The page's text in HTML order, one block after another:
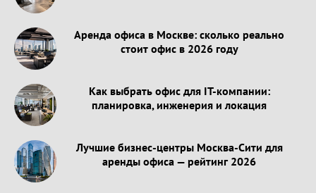
Аренда офиса в Москве: сколько реально
стоит офис в 2026 году
Как выбрать офис для IT-компании:
планировка, инженерия и локация
Лучшие бизнес-центры Москва-Сити для
аренды офиса — рейтинг 2026